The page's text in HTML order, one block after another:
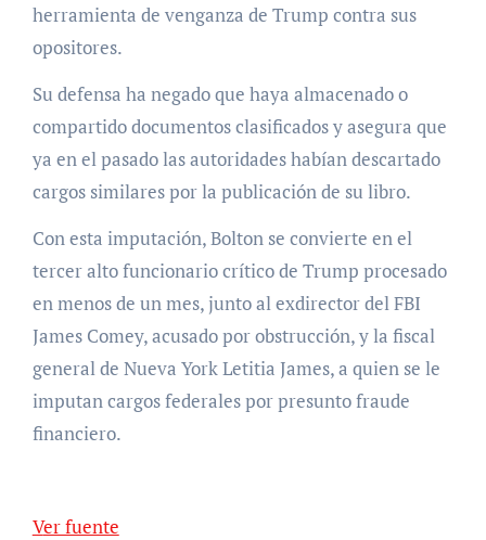
herramienta de venganza de Trump contra sus
opositores.
Su defensa ha negado que haya almacenado o
compartido documentos clasificados y asegura que
ya en el pasado las autoridades habían descartado
cargos similares por la publicación de su libro.
Con esta imputación, Bolton se convierte en el
tercer alto funcionario crítico de Trump procesado
en menos de un mes, junto al exdirector del FBI
James Comey, acusado por obstrucción, y la fiscal
general de Nueva York Letitia James, a quien se le
imputan cargos federales por presunto fraude
financiero.
Ver fuente